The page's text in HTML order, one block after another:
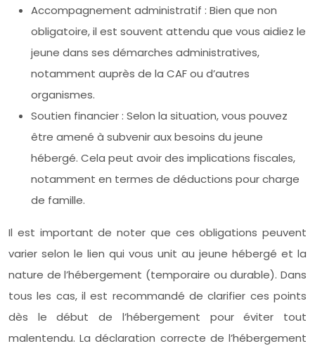
Accompagnement administratif : Bien que non
obligatoire, il est souvent attendu que vous aidiez le
jeune dans ses démarches administratives,
notamment auprès de la CAF ou d’autres
organismes.
Soutien financier : Selon la situation, vous pouvez
être amené à subvenir aux besoins du jeune
hébergé. Cela peut avoir des implications fiscales,
notamment en termes de déductions pour charge
de famille.
Il est important de noter que ces obligations peuvent
varier selon le lien qui vous unit au jeune hébergé et la
nature de l’hébergement (temporaire ou durable). Dans
tous les cas, il est recommandé de clarifier ces points
dès le début de l’hébergement pour éviter tout
malentendu. La déclaration correcte de l’hébergement